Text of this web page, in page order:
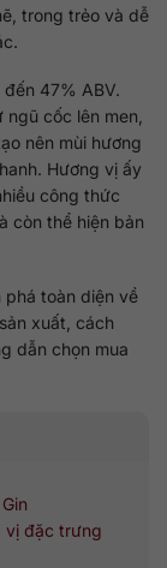
trong trẻo và dễ
47% ABV.
cốc lên men,
nên mùi hương
Hương vị ấy
công thức
còn thể hiện bản
phá toàn diện về
xuất, cách
dẫn chọn mua
vị đặc trưng